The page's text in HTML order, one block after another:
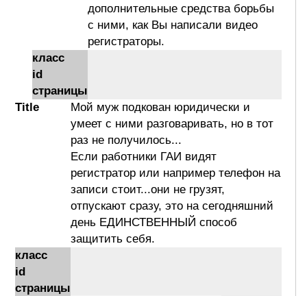
дополнительные средства борьбы
с ними, как Вы написали видео
регистраторы.
класс
id
страницы
Title
Мой муж подкован юридически и
умеет с ними разговаривать, но в тот
раз не получилось...
Если работники ГАИ видят
регистратор или например телефон на
записи стоит...они не грузят,
отпускают сразу, это на сегодняшний
день ЕДИНСТВЕННЫЙ способ
защитить себя.
класс
id
страницы